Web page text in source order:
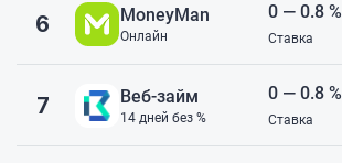
6 MoneyMan
Онлайн
0 — 0.8 %
Ставка
7 Веб-займ
14 дней без %
0 — 0.8 %
Ставка